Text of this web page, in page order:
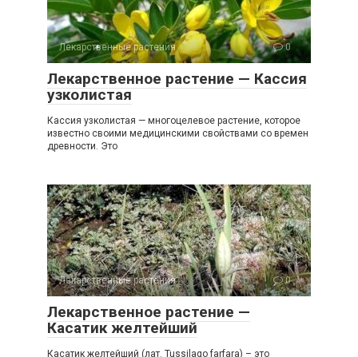
Лекарственные растения 0
Лекарственное растение — Кассия
узколистая
Кассия узколистая — многоцелевое растение, которое
известно своими медицинскими свойствами со времен
древности. Это
Лекарственные растения 0
Лекарственное растение —
Касатик желтейший
Касатик желтейший (лат. Tussilago farfara) – это